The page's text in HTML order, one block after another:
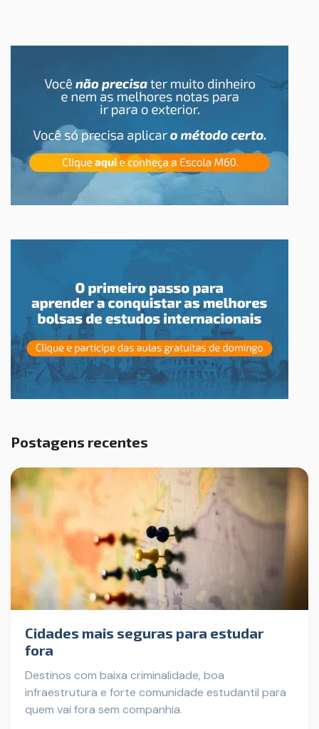
Postagens recentes
Cidades mais seguras para estudar
fora
Destinos com baixa criminalidade, boa
infraestrutura e forte comunidade estudantil para
quem vai fora sem companhia.